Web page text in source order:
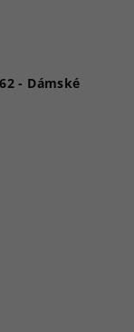
Guess sluneční brýle GF6140 28T 62 - Dámské